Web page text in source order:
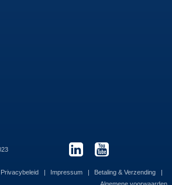
Privacybeleid Impressum
Betaling & Verzending